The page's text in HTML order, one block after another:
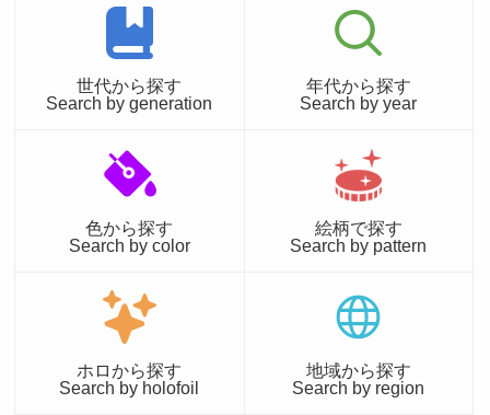
世代から探す
Search by generation
年代から探す
Search by year
色から探す
Search by color
絵柄で探す
Search by pattern
ホロから探す
Search by holofoil
地域から探す
Search by region